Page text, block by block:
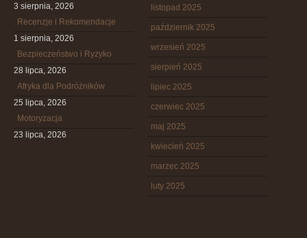
3 sierpnia, 2026
Recenzje i Rekomendacje
1 sierpnia, 2026
Bezpieczeństwo i Ryzyko
28 lipca, 2026
Afryka dla Podróżników
25 lipca, 2026
Motoryzacja
23 lipca, 2026
listopad 2025
październik 2025
wrzesień 2025
sierpień 2025
lipiec 2025
czerwiec 2025
maj 2025
kwiecień 2025
marzec 2025
luty 2025